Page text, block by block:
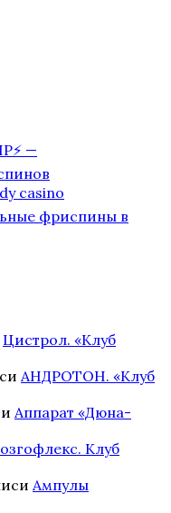
—
casino
фриспины в
Цистрол. «Клуб
АНДРОТОН. «Клуб
Аппарат «Дюна-
Клуб
Ампулы